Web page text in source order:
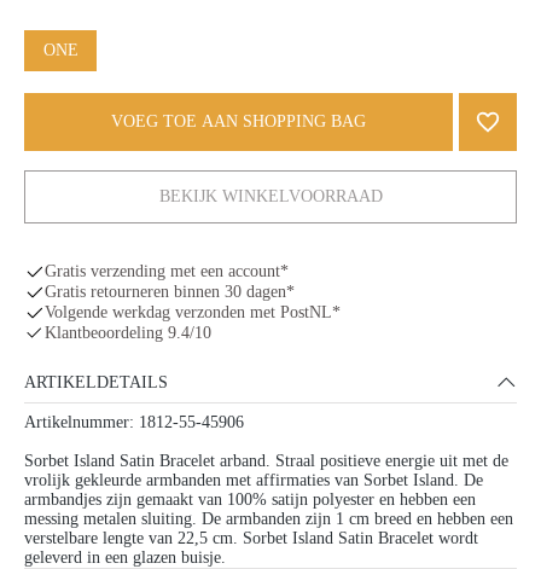
ONE
VOEG TOE AAN SHOPPING BAG
BEKIJK WINKELVOORRAAD
Gratis verzending met een account*
Gratis retourneren binnen 30 dagen*
Volgende werkdag verzonden met PostNL*
Klantbeoordeling 9.4/10
ARTIKELDETAILS
Artikelnummer: 1812-55-45906
Sorbet Island Satin Bracelet arband. Straal positieve energie uit met de
vrolijk gekleurde armbanden met affirmaties van Sorbet Island. De
armbandjes zijn gemaakt van 100% satijn polyester en hebben een
messing metalen sluiting. De armbanden zijn 1 cm breed en hebben een
verstelbare lengte van 22,5 cm. Sorbet Island Satin Bracelet wordt
geleverd in een glazen buisje.